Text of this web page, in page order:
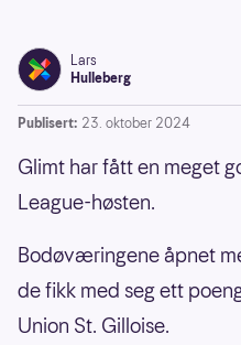
Lars
Hulleberg
Publisert: 23. oktober 2024
Glimt har fått en meget
League-høsten.
Bodøværingene åpnet
de fikk med seg ett
Union St. Gilloise.